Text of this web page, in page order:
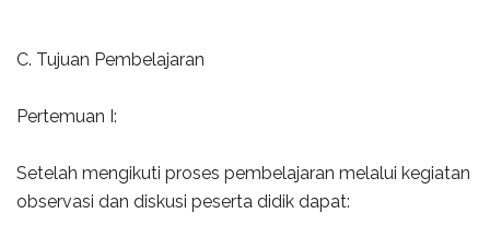
C. Tujuan Pembelajaran
Pertemuan I:
Setelah mengikuti proses pembelajaran melalui kegiatan
observasi dan diskusi peserta didik dapat: